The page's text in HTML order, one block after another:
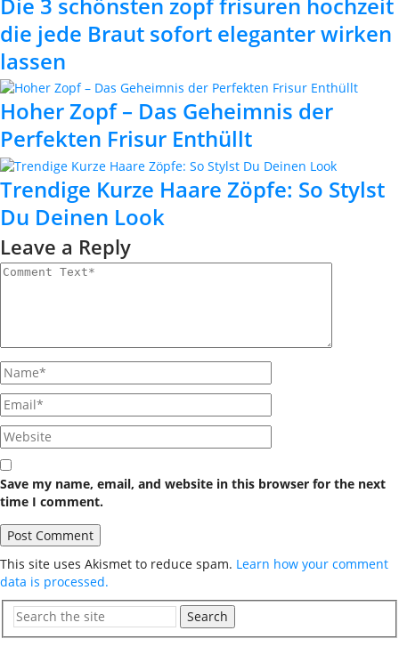
die jede Braut sofort eleganter wirken
lassen
Hoher Zopf – Das Geheimnis der
Perfekten Frisur Enthüllt
Trendige Kurze Haare Zöpfe: So Stylst
Du Deinen Look
Leave a Reply
Save my name, email, and website in this browser for the next
time I comment.
This site uses Akismet to reduce spam. Learn how your comment
data is processed.
Search